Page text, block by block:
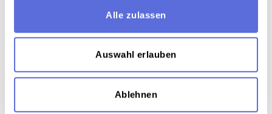
Alle zulassen
Auswahl erlauben
Ablehnen
Download
Metadaten